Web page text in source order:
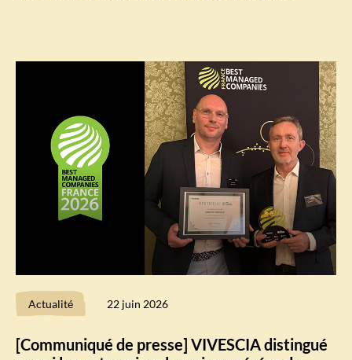
Actualité 22 juin 2026
[Communiqué de presse] VIVESCIA distingué